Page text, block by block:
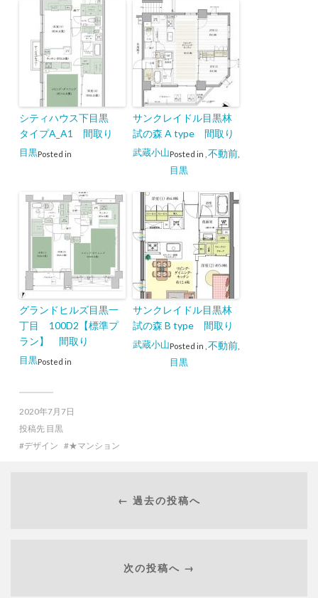
シティハウス下目黒
タイプA_A1 間取り
Posted in
目黒
サンクレイドル目黒林
試の森 A type 間取り
Posted in
武蔵小山 不動前,
目黒
グランドヒルズ目黒一
丁目 100D2【標準プ
ラン】 間取り
Posted in
目黒
サンクレイドル目黒林
試の森 B type 間取り
Posted in
武蔵小山 不動前,
目黒
2020年7月7日
投稿先 目黒
デザイン
★マンション
← 過去の投稿へ
次の投稿へ →